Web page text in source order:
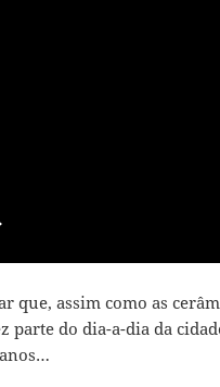
que, assim como as
parte do dia-a-dia da